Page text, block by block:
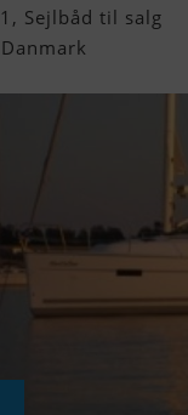
Sejlbåd til salg